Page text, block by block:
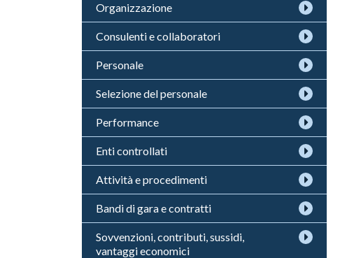
Organizzazione
Consulenti e collaboratori
Personale
Selezione del personale
Performance
Enti controllati
Attività e procedimenti
Bandi di gara e contratti
Sovvenzioni, contributi, sussidi,
vantaggi economici